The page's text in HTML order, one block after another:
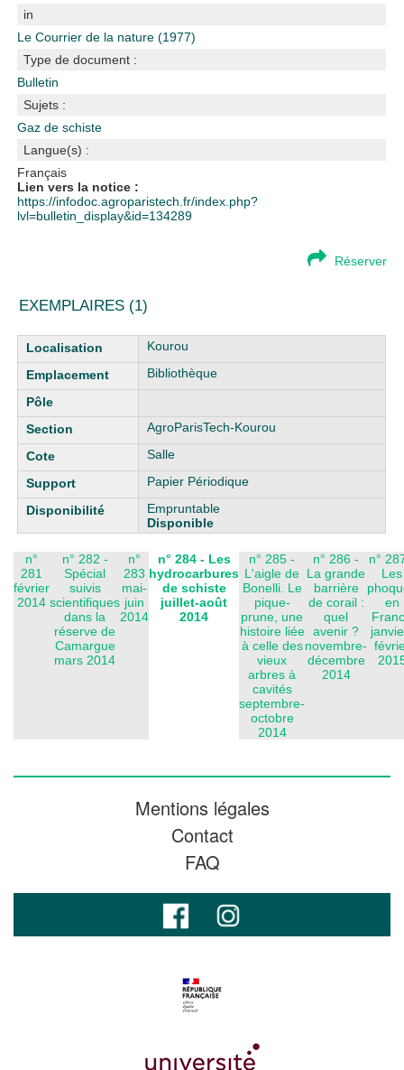
in
Le Courrier de la nature (1977)
Type de document :
Bulletin
Sujets :
Gaz de schiste
Langue(s) :
Français
Lien vers la notice :
https://infodoc.agroparistech.fr/index.php?
lvl=bulletin_display&id=134289
Réserver
EXEMPLAIRES (1)
Liste des exemplaires
Kourou
Bibliothèque
AgroParisTech-Kourou
Salle
Papier Périodique
Empruntable
Disponible
n°
281
février
2014
n° 282 -
Spécial
suivis
scientifiques
dans la
réserve de
Camargue
mars 2014
n°
283
mai-
juin
2014
n° 284 - Les
hydrocarbures
de schiste
juillet-août
2014
n° 285 -
L'aigle de
Bonelli. Le
pique-
prune, une
histoire liée
à celle des
vieux
arbres à
cavités
septembre-
octobre
2014
n° 286 -
La grande
barrière
de corail :
quel
avenir ?
novembre-
décembre
2014
n°
Les
en
Mentions légales
Contact
FAQ